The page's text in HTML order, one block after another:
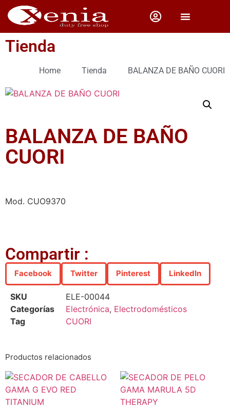
Tienda
Home Tienda BALANZA DE BAÑO CUORI
BALANZA DE BAÑO
CUORI
Mod. CUO9370
Compartir :
Facebook Twitter Pinterest LinkedIn
SKU
ELE-00044
Categorías
Electrónica, Electrodomésticos
Tag
CUORI
Productos relacionados